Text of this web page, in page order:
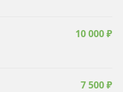
10 000 ₽
7 500 ₽